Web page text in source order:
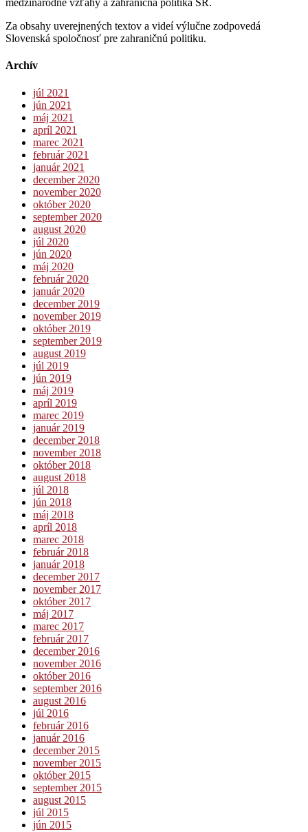
medzinárodné vzťahy a zahraničná politika SR.
Za obsahy uverejnených textov a videí výlučne zodpovedá
Slovenská spoločnosť pre zahraničnú politiku.
Archív
júl 2021
jún 2021
máj 2021
apríl 2021
marec 2021
február 2021
január 2021
december 2020
november 2020
október 2020
september 2020
august 2020
júl 2020
jún 2020
máj 2020
február 2020
január 2020
december 2019
november 2019
október 2019
september 2019
august 2019
júl 2019
jún 2019
máj 2019
apríl 2019
marec 2019
január 2019
december 2018
november 2018
október 2018
august 2018
júl 2018
jún 2018
máj 2018
apríl 2018
marec 2018
február 2018
január 2018
december 2017
november 2017
október 2017
máj 2017
marec 2017
február 2017
december 2016
november 2016
október 2016
september 2016
august 2016
júl 2016
február 2016
január 2016
december 2015
november 2015
október 2015
september 2015
august 2015
júl 2015
jún 2015